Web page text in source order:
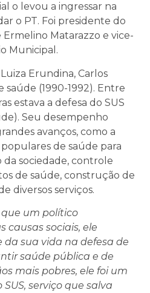
o levou a ingressar na
o PT. Foi presidente do
Matarazzo e vice-
Municipal.
Erundina, Carlos
(1990-1992). Entre
estava a defesa do SUS
Seu desempenho
avanços, como a
de saúde para
sociedade, controle
de saúde, construção de
diversos serviços.
que um político
causas sociais, ele
sua vida na defesa de
saúde pública e de
mais pobres, ele foi um
serviço que salva